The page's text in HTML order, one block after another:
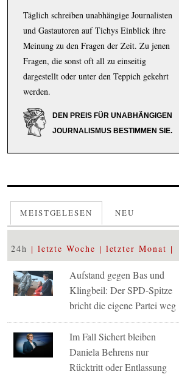
Täglich schreiben unabhängige Journalisten
und Gastautoren auf Tichys Einblick ihre
Meinung zu den Fragen der Zeit. Zu jenen
Fragen, die sonst oft all zu einseitig
dargestellt oder unter den Teppich gekehrt
werden.
DEN PREIS FÜR UNABHÄNGIGEN
JOURNALISMUS BESTIMMEN SIE.
MEISTGELESEN NEU
24h letzte Woche letzter Monat
Aufstand gegen Bas und
Klingbeil: Der SPD-Spitze
bricht die eigene Partei weg
Im Fall Sichert bleiben
Daniela Behrens nur
Rücktritt oder Entlassung